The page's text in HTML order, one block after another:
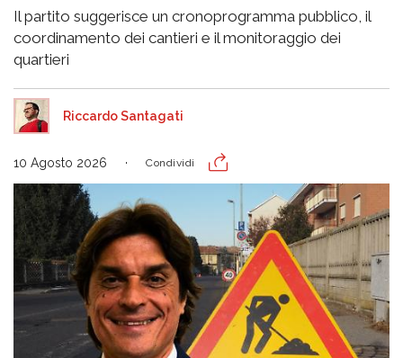
Il partito suggerisce un cronoprogramma pubblico, il
coordinamento dei cantieri e il monitoraggio dei
quartieri
Riccardo Santagati
10 Agosto 2026 Condividi